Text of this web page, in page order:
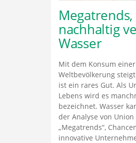
nachhaltig
Wasser
Mit dem Konsum
Weltbevölkerung
ist ein rares Gut. Als
Lebens wird es
bezeichnet. Wasser
der Analyse von
„Megatrends“,
innovative